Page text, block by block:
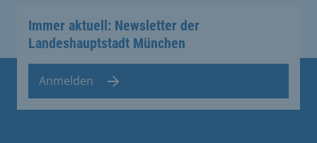
Immer aktuell: Newsletter der
Landeshauptstadt München
Anmelden